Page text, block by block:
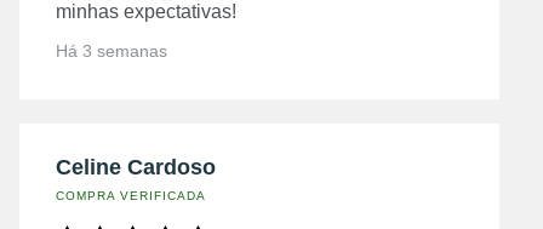
minhas expectativas!
Há 3 semanas
Celine Cardoso
COMPRA VERIFICADA